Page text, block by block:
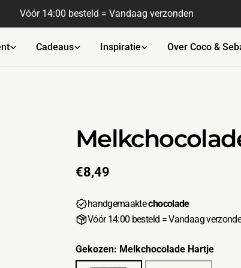
Gratis verzending vanaf €45
Cadeaus Inspiratie Over Coco &
Open media 1 in modaal
Normale
€8,49
handgemaaktechocolade
Vóór 14:00 besteld = Vandaag
Gekozen: Melkchocolade Hartje